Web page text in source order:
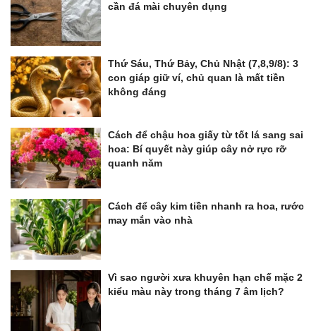
cần đá mài chuyên dụng
Thứ Sáu, Thứ Bảy, Chủ Nhật (7,8,9/8): 3
con giáp giữ ví, chủ quan là mất tiền
không đáng
Cách để chậu hoa giấy từ tốt lá sang sai
hoa: Bí quyết này giúp cây nở rực rỡ
quanh năm
Cách để cây kim tiền nhanh ra hoa, rước
may mắn vào nhà
Vì sao người xưa khuyên hạn chế mặc 2
kiểu màu này trong tháng 7 âm lịch?